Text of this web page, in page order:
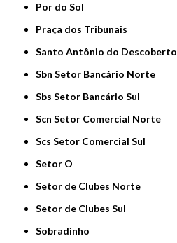
Por do Sol
Praça dos Tribunais
Santo Antônio do Descoberto
Sbn Setor Bancário Norte
Sbs Setor Bancário Sul
Scn Setor Comercial Norte
Scs Setor Comercial Sul
Setor O
Setor de Clubes Norte
Setor de Clubes Sul
Sobradinho